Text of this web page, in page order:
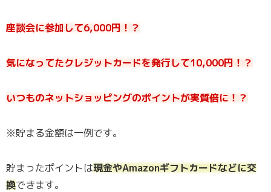
座談会に参加して6,000円！？
気になってたクレジットカードを発行して10,000円！？
いつものネットショッピングのポイントが実質倍に！？
※貯まる金額は一例です。
貯まったポイントは現金やAmazonギフトカードなどに交
換できます。